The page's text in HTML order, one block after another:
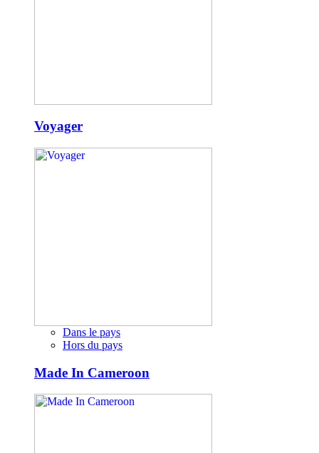
Voyager
Dans le pays
Hors du pays
Made In Cameroon